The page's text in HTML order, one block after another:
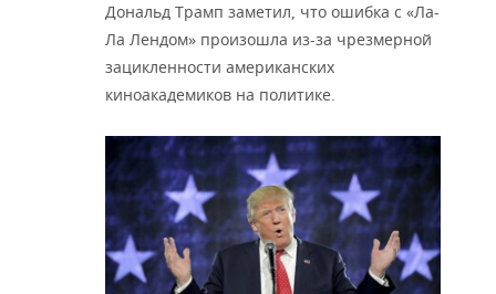
Дональд Трамп заметил, что ошибка с «Ла-
Ла Лендом» произошла из-за чрезмерной
зацикленности американских
киноакадемиков на политике.